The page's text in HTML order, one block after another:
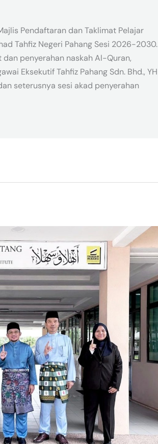
Pendaftaran dan Taklimat Pelajar
Tahfiz Negeri Pahang Sesi 2026-2030.
penyerahan naskah Al-Quran,
Eksekutif Tahfiz Pahang Sdn. Bhd., YH
seterusnya sesi akad penyerahan